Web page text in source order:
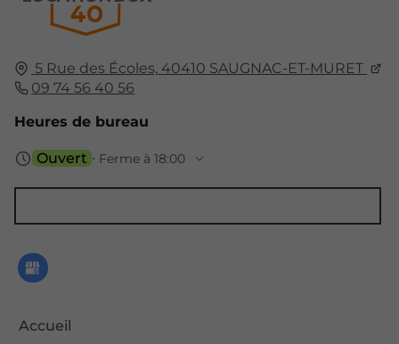
5 Rue des Écoles, 40410 SAUGNAC-ET-MURET
09 74 56 40 56
Heures de bureau
Ouvert ⋅ Ferme à 18:00
Accueil